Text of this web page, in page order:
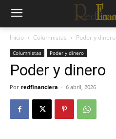
Inicio Columnistas Poder y dinero
Columnistas Poder y dinero
Poder y dinero
Por redfinanciera - 6 abril, 2026